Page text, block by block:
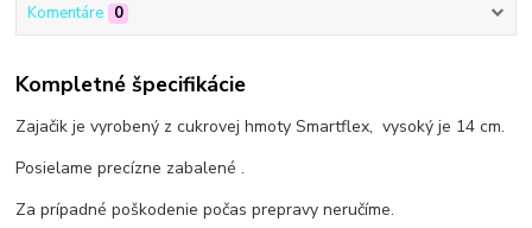
Komentáre 0
Kompletné špecifikácie
Zajačik je vyrobený z cukrovej hmoty Smartflex, vysoký je 14 cm.
Posielame precízne zabalené .
Za prípadné poškodenie počas prepravy neručíme.